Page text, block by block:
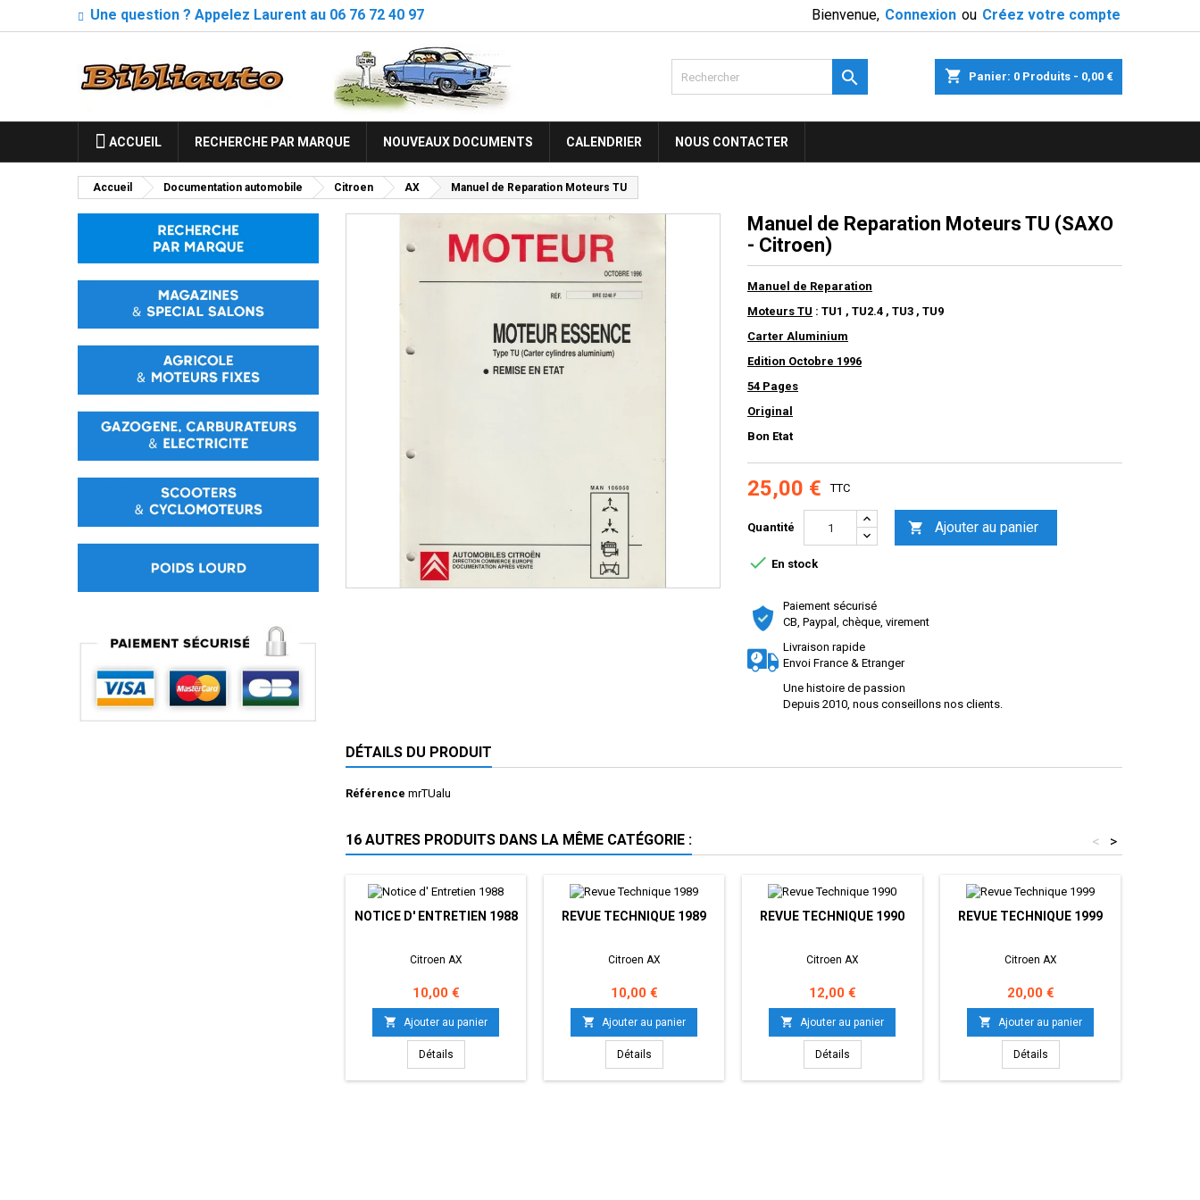
Une question ? Appelez Laurent au 06 76 72 40 97 Bienvenue, Connexion ou Créez votre compte
shopping_cart Panier: 0 Produits - 0,00 €

ACCUEIL RECHERCHE PAR MARQUE NOUVEAUX DOCUMENTS CALENDRIER NOUS CONTACTER
Accueil Documentation automobile Citroen AX Manuel de Reparation Moteurs TU
Manuel de Reparation Moteurs TU (SAXO
- Citroen)
Manuel de Reparation
Moteurs TU : TU1 , TU2.4 , TU3 , TU9
Carter Aluminium
Edition Octobre 1996
54 Pages
Original
Bon Etat
25,00 € TTC
Quantité  Ajouter au panier
 En stock
Paiement sécurisé
CB, Paypal, chèque, virement
Livraison rapide
Envoi France & Etranger
Une histoire de passion
Depuis 2010, nous conseillons nos clients.
DÉTAILS DU PRODUIT
Référence mrTUalu
16 AUTRES PRODUITS DANS LA MÊME CATÉGORIE : >
<
NOTICE D' ENTRETIEN 1988
Citroen AX
Prix
10,00 €
 Ajouter au panier
Détails
REVUE TECHNIQUE 1989
Citroen AX
Prix
10,00 €
 Ajouter au panier
Détails
REVUE TECHNIQUE 1990
Citroen AX
Prix
12,00 €
 Ajouter au panier
Détails
REVUE TECHNIQUE 1999
Citroen AX
Prix
20,00 €
 Ajouter au panier
Détails